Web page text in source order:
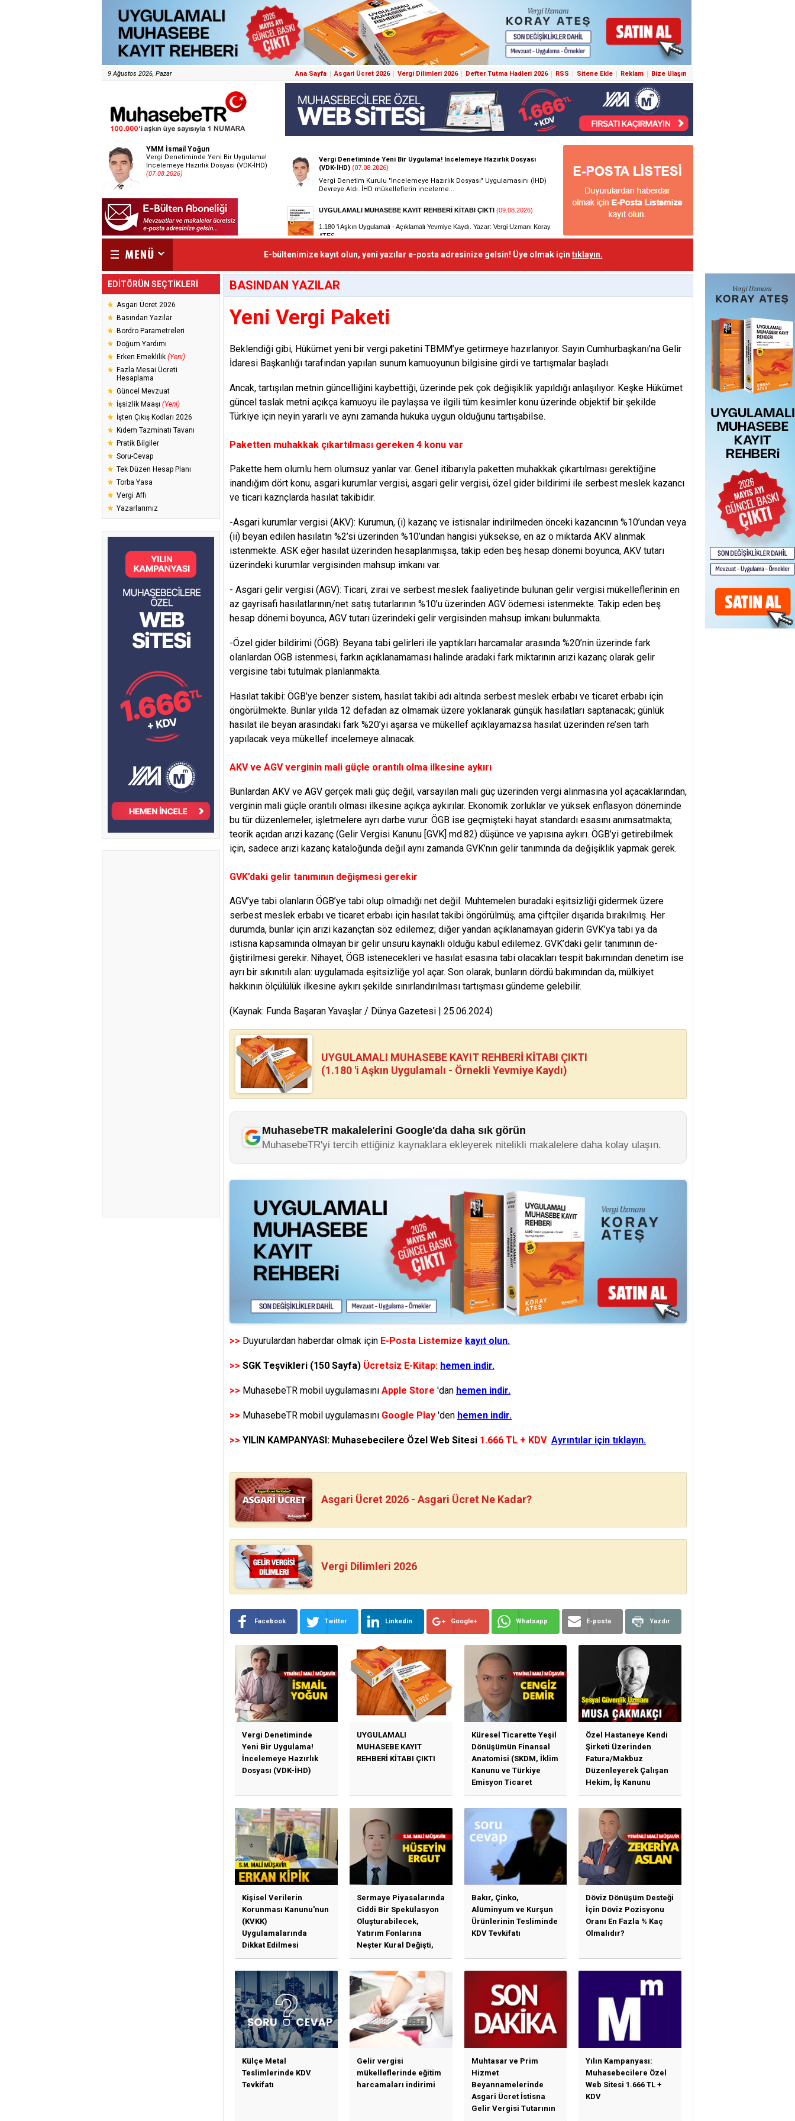
9 Ağustos 2026, Pazar Ana Sayfa Asgari Ücret 2026 Vergi Dilimleri 2026 Defter Tutma Hadleri 2026 RSS Sitene Ekle Reklam Bize Ulaşın
YMM İsmail Yoğun
Vergi Denetiminde Yeni Bir Uygulama!
İncelemeye Hazırlık Dosyası (VDK-İHD)
(07.08.2026)
E-bültenimize kayıt olun, yeni yazılar e-posta adresinize gelsin! Üye olmak için tıklayın.
EDİTÖRÜN SEÇTİKLERİ
Asgari Ücret 2026
Basından Yazılar
Bordro Parametreleri
Doğum Yardımı
Erken Emeklilik (Yeni)
Fazla Mesai Ücreti
Hesaplama
Güncel Mevzuat
İşsizlik Maaşı (Yeni)
İşten Çıkış Kodları 2026
Kıdem Tazminatı Tavanı
Pratik Bilgiler
Soru-Cevap
Tek Düzen Hesap Planı
Torba Yasa
Vergi Affı
Yazarlarımız
BASINDAN YAZILAR
Yeni Vergi Paketi
Beklendiği gibi, Hükümet yeni bir vergi paketini TBMM’ye getirmeye hazırlanıyor. Sayın Cumhurbaşkanı’na Gelir
İdaresi Başkanlığı tarafından ya­pılan sunum kamuoyunun bilgisine girdi ve tartışmalar başladı.
Ancak, tartışılan metnin güncelliğini kaybettiği, üzerin­de pek çok değişiklik yapıldığı anlaşılı­yor. Keşke Hükümet
güncel taslak met­ni açıkça kamuoyu ile paylaşsa ve ilgili tüm kesimler konu üzerinde objektif bir şekilde
Türkiye için neyin yararlı ve ay­nı zamanda hukuka uygun olduğunu tar­tışabilse.
Paketten muhakkak çıkartılması gereken 4 konu var
Pakette hem olumlu hem olumsuz yan­lar var. Genel itibarıyla paketten muhak­kak çıkartılması gerektiğine
inandığım dört konu, asgari kurumlar vergisi, as­gari gelir vergisi, özel gider bildirimi ile serbest meslek kazancı
ve ticari kaznç­larda hasılat takibidir.
-Asgari kurumlar vergisi (AKV): Kuru­mun, (i) kazanç ve istisnalar indirilme­den önceki kazancının %10’undan veya
(ii) beyan edilen hasılatın %2’si üzerin­den %10’undan hangisi yüksekse, en az o miktarda AKV alınmak
istenmekte. ASK eğer hasılat üzerinden hesaplanmışsa, takip eden beş hesap dönemi boyunca, AKV tutarı
üzerindeki kurumlar vergi­sinden mahsup imkanı var.
- Asgari gelir vergisi (AGV): Ticari, zırai ve serbest meslek faaliyetinde bulunan gelir vergisi mükelleflerinin en
az gayri­safi hasılatlarının/net satış tutarlarının %10’u üzerinden AGV ödemesi istenmek­te. Takip eden beş
hesap dönemi boyunca, AGV tutarı üzerindeki gelir vergisinden mahsup imkanı bulunmakta.
-Özel gider bildirimi (ÖGB): Beyana tabi gelirleri ile yaptıkları harcamalar arasın­da %20’nin üzerinde fark
olanlardan ÖGB istenmesi, farkın açıklanamaması halinde aradaki fark miktarının arızi kazanç ola­rak gelir
vergisine tabi tutulmak planlan­makta.
Hasılat takibi: ÖGB’ye benzer sistem, hasılat takibi adı altında serbest meslek erbabı ve ticaret erbabı için
öngörülmek­te. Bunlar yılda 12 defadan az olmamak üzere yoklanarak günşük hasılatları sap­tanacak; günlük
hasılat ile beyan arasın­daki fark %20’yi aşarsa ve mükellef açık­layamazsa hasılat üzerinden re’sen tarh
yapılacak veya mükellef incelemeye alı­nacak.
AKV ve AGV verginin mali güçle orantılı olma ilkesine aykırı
Bunlardan AKV ve AGV gerçek ma­li güç değil, varsayılan mali güç üzerin­den vergi alınmasına yol açacakların­dan,
verginin mali güçle orantılı olması ilkesine açıkça aykırılar. Ekonomik zor­luklar ve yüksek enflasyon dönemin­de
bu tür düzenlemeler, işletmelere ay­rı darbe vurur. ÖGB ise geçmişteki hayat standardı esasını anımsatmakta;
teorik açıdan arızi kazanç (Gelir Vergisi Kanu­nu [GVK] md.82) düşünce ve yapısına aykırı. ÖGB’yi getirebilmek
için, sadece arızi kazanç kataloğunda değil aynı za­manda GVK’nın gelir tanımında da deği­şiklik yapmak gerek.
GVK’daki gelir tanımının değişmesi gerekir
AGV’ye tabi olanların ÖGB’ye tabi olup olmadığı net değil. Muhtemelen bura­daki eşitsizliği gidermek üzere
serbest meslek erbabı ve ticaret erbabı için ha­sılat takibi öngörülmüş; ama çiftçiler dı­şarıda bırakılmış. Her
durumda, bunlar için arızi kazançtan söz edilemez; diğer yandan açıklanamayan giderin GVK’ya tabi ya da
istisna kapsamında olmayan bir gelir unsuru kaynaklı olduğu kabul edilemez. GVK’daki gelir tanımının de­
ğiştirilmesi gerekir. Nihayet, ÖGB iste­necekleri ve hasılat esasına tabi olacak­ları tespit bakımından denetim ise
ayrı bir sıkınıtılı alan: uygulamada eşitsizliğe yol açar. Son olarak, bunların dördü ba­kımından da, mülkiyet
hakkının ölçülü­lük ilkesine aykırı şekilde sınırlandırıl­ması tartışması gündeme gelebilir.
(Kaynak: Funda Başaran Yavaşlar / Dünya Gazetesi | 25.06.2024)
UYGULAMALI MUHASEBE KAYIT REHBERİ KİTABI ÇIKTI
(1.180 'i Aşkın Uygulamalı - Örnekli Yevmiye Kaydı)
MuhasebeTR makalelerini Google'da daha sık görün
MuhasebeTR'yi tercih ettiğiniz kaynaklara ekleyerek nitelikli makalelere daha kolay ulaşın.
>> Duyurulardan haberdar olmak için E-Posta Listemize kayıt olun.
>> SGK Teşvikleri (150 Sayfa) Ücretsiz E-Kitap: hemen indir.
>> MuhasebeTR mobil uygulamasını Apple Store 'dan hemen indir.
>> MuhasebeTR mobil uygulamasını Google Play 'den hemen indir.
>> YILIN KAMPANYASI: Muhasebecilere Özel Web Sitesi 1.666 TL + KDV Ayrıntılar için tıklayın.
Asgari Ücret 2026 - Asgari Ücret Ne Kadar?
Vergi Dilimleri 2026
Facebook Twitter Linkedin Google+ Whatsapp E-posta Yazdır
Vergi Denetiminde
Yeni Bir Uygulama!
İncelemeye Hazırlık
Dosyası (VDK-İHD)
UYGULAMALI
MUHASEBE KAYIT
REHBERİ KİTABI ÇIKTI
Küresel Ticarette Yeşil
Dönüşümün Finansal
Anatomisi (SKDM, İklim
Kanunu ve Türkiye
Emisyon Ticaret
Sistemi (TR-ETS)
Özel Hastaneye Kendi
Şirketi Üzerinden
Fatura/Makbuz
Düzenleyerek Çalışan
Hekim, İş Kanunu
Hükümlerinden
Kişisel Verilerin
Korunması Kanunu'nun
(KVKK)
Uygulamalarında
Dikkat Edilmesi
Gereken Özet Başlıklar
Sermaye Piyasalarında
Ciddi Bir Spekülasyon
Oluşturabilecek,
Yatırım Fonlarına
Neşter Kural Değişti,
SPK’dan Kritik Hamle
Haberlerine Sermaye
Piyasası Kurulundan
Yalanlama Ve Yerinde
Bir Açıklama Geldi
Bakır, Çinko,
Alüminyum ve Kurşun
Ürünlerinin Tesliminde
KDV Tevkifatı
Döviz Dönüşüm Desteği
İçin Döviz Pozisyonu
Oranı En Fazla % Kaç
Olmalıdır?
Külçe Metal
Teslimlerinde KDV
Tevkifatı
Gelir vergisi
mükelleflerinde eğitim
harcamaları indirimi
Muhtasar ve Prim
Hizmet
Beyannamelerinde
Asgari Ücret İstisna
Gelir Vergisi Tutarının
Yılın Kampanyası:
Muhasebecilere Özel
Web Sitesi 1.666 TL +
KDV